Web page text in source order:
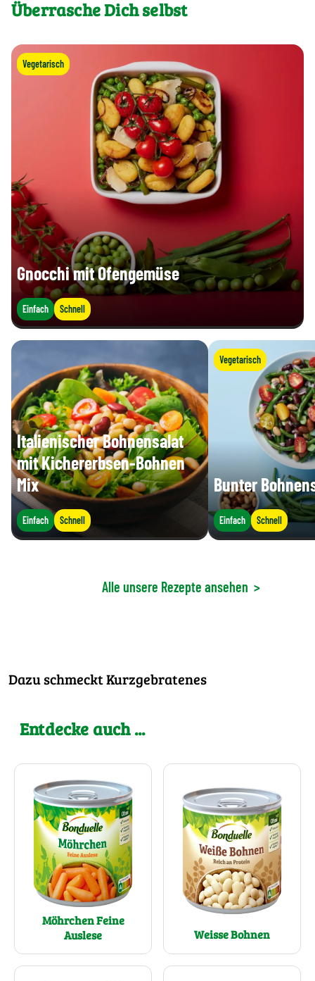
Überrasche Dich selbst
Vegetarisch
Gnocchi mit Ofengemüse
Einfach Schnell
Italienischer Bohnensalat
mit Kichererbsen-Bohnen
Mix
Einfach Schnell
Vegetarisch
Bunter
Einfach Schnell
Alle unsere Rezepte ansehen >
Dazu schmeckt Kurzgebratenes
Entdecke auch ...
Möhrchen Feine
Auslese
Weisse Bohnen